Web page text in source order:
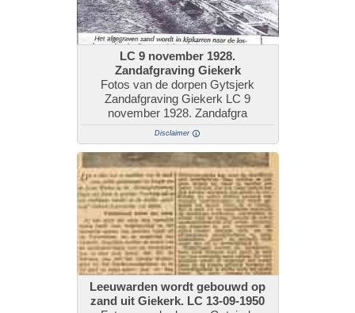
LC 9 november 1928.
Zandafgraving Giekerk
Fotos van de dorpen Gytsjerk
Zandafgraving Giekerk LC 9
november 1928. Zandafgra
Disclaimer
Leeuwarden wordt gebouwd op
zand uit Giekerk. LC 13-09-1950